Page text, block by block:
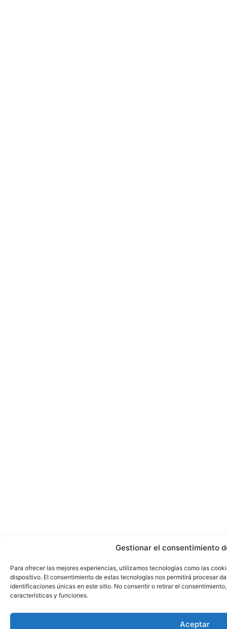
Gestionar el consentimiento
Para ofrecer las mejores experiencias, utilizamos tecnologías como las
dispositivo. El consentimiento de estas tecnologías nos permitirá procesar
identificaciones únicas en este sitio. No consentir o retirar el
características y funciones.
Aceptar